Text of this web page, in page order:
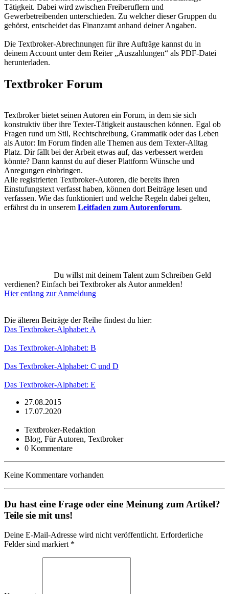
Tätigkeit. Dabei wird zwischen Freiberuflern und
Gewerbetreibenden unterschieden. Zu welcher dieser Gruppen du
gehörst, entscheidet das Finanzamt anhand deiner Angaben.
Die Textbroker-Abrechnungen für ihre Aufträge kannst du in
deinem Account unter dem Reiter „Auszahlungen“ als PDF-Datei
herunterladen.
Textbroker Forum
Textbroker bietet seinen Autoren ein Forum, in dem sie sich
konstruktiv über ihre Texter-Tätigkeit austauschen können. Egal ob
Fragen rund um Stil, Rechtschreibung, Grammatik oder das Leben
als Autor: Im Forum finden alle Themen aus dem Texter-Alltag
Platz. Dir fällt bei der Arbeit etwas auf, das verbessert werden
könnte? Dann kannst du auf dieser Plattform Wünsche und
Anregungen einbringen.
Alle registrierten Textbroker-Autoren, die bereits ihren
Einstufungstext verfasst haben, können dort Beiträge lesen und
verfassen. Wie das funktioniert und welche Regeln dabei gelten,
erfährst du in unserem Leitfaden zum Autorenforum.
Du willst mit deinem Talent zum Schreiben Geld
verdienen? Einfach bei Textbroker als Autor anmelden!
Hier entlang zur Anmeldung
Die älteren Beiträge der Reihe findest du hier:
Das Textbroker-Alphabet: A
Das Textbroker-Alphabet: B
Das Textbroker-Alphabet: C und D
Das Textbroker-Alphabet: E
27.08.2015
17.07.2020
Textbroker-Redaktion
Blog, Für Autoren, Textbroker
0 Kommentare
Keine Kommentare vorhanden
Du hast eine Frage oder eine Meinung zum Artikel?
Teile sie mit uns!
Deine E-Mail-Adresse wird nicht veröffentlicht. Erforderliche
Felder sind markiert *